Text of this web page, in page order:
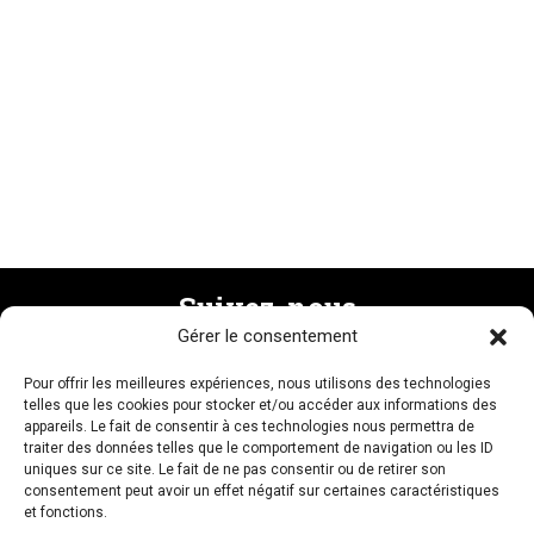
Gérer le consentement
Pour offrir les meilleures expériences, nous utilisons des technologies
telles que les cookies pour stocker et/ou accéder aux informations des
appareils. Le fait de consentir à ces technologies nous permettra de
traiter des données telles que le comportement de navigation ou les ID
uniques sur ce site. Le fait de ne pas consentir ou de retirer son
consentement peut avoir un effet négatif sur certaines caractéristiques
et fonctions.
Suivez-nous
Recevez la newsletter